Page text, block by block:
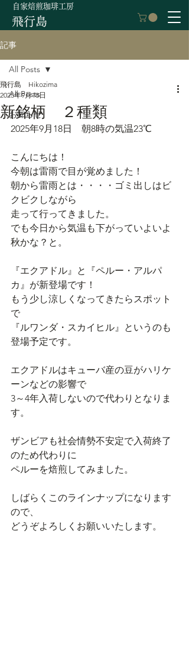
自家焙煎珈琲工房
飛行島
記事
All Posts
お知らせ
All Posts
新銘柄 ２種類
飛行島 Hikozima
2025年9月18日
2025年9月18日　朝8時の気温23℃
こんにちは！
今朝は雷雨で目が覚めました！
朝から雷雨とは・・・・ゴミ出しはビ
クビクしながら
走って行ってきました。
でも今日から気温も下がっていよいよ
秋かな？と。
『エクアドル』と『ペルー・アルパ
カ』が新登場です！
もう少し涼しくなってきたらスポット
で
『ルワンダ・スカイヒル』というのも
登場予定です。
エクアドルはキューバ産の豆がハリケ
ーンなどの影響で
3～4年入荷しないので代わりとなりま
す。
ザンビアも社会情勢不安定で入荷終了
のため代わりに
ペルーを焙煎してみました。
しばらくこのラインナップになります
ので、
どうぞよろしくお願いいたします。